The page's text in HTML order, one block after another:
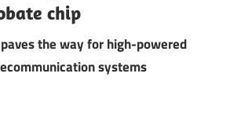
chip
the way for high-powered
systems